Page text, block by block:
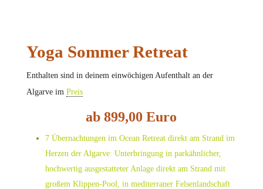
Yoga Sommer Retreat
Enthalten sind in deinem einwöchigen Aufenthalt an der
Algarve im Preis
ab 899,00 Euro
7 Übernachtungen im Ocean Retreat direkt am Strand im
Herzen der Algarve: Unterbringung in parkähnlicher,
hochwertig ausgestatteter Anlage direkt am Strand mit
großem Klippen-Pool, in mediterraner Felsenlandschaft